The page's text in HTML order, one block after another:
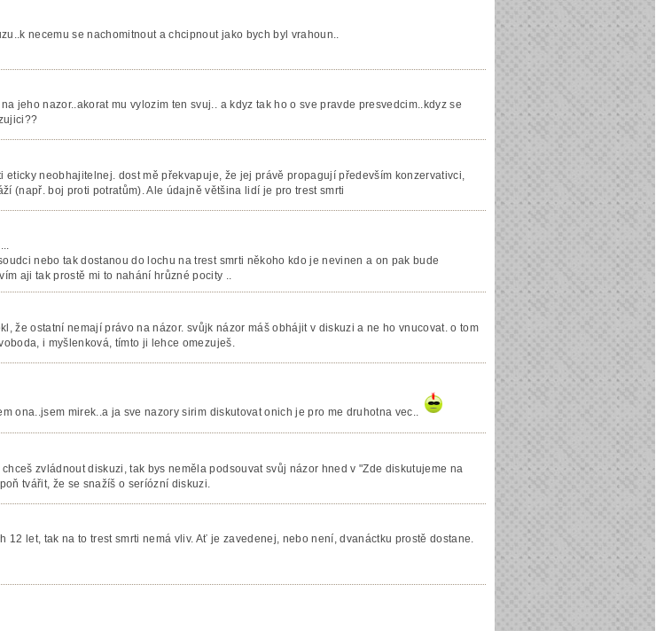
necemu se nachomitnout a chcipnout jako bych byl vrahoun..
jeho nazor..akorat mu vylozim ten svuj.. a kdyz tak ho o sve pravde presvedcim..kdyz se
eticky neobhajitelnej. dost mě překvapuje, že jej právě propagují především konzervativci,
(např. boj proti potratům). Ale údajně většina lidí je pro trest smrti
nebo tak dostanou do lochu na trest smrti někoho kdo je nevinen a on pak bude
aji tak prostě mi to nahání hrůzné pocity ..
že ostatní nemají právo na názor. svůjk názor máš obhájit v diskuzi a ne ho vnucovat. o tom
i myšlenková, tímto ji lehce omezuješ.
ona..jsem mirek..a ja sve nazory sirim diskutovat onich je pro me druhotna vec..
zvládnout diskuzi, tak bys neměla podsouvat svůj názor hned v "Zde diskutujeme na
tvářit, že se snažíš o seríózní diskuzi.
12 let, tak na to trest smrti nemá vliv. Ať je zavedenej, nebo není, dvanáctku prostě dostane.